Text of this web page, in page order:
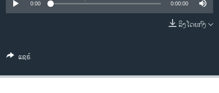
ຊີວິດຊາວລາວ
ທຸລະກິດ
ພາສາອັງກິດ
0:00 0:00:00
ລິງໂດຍກົງ
ແຊຣ໌